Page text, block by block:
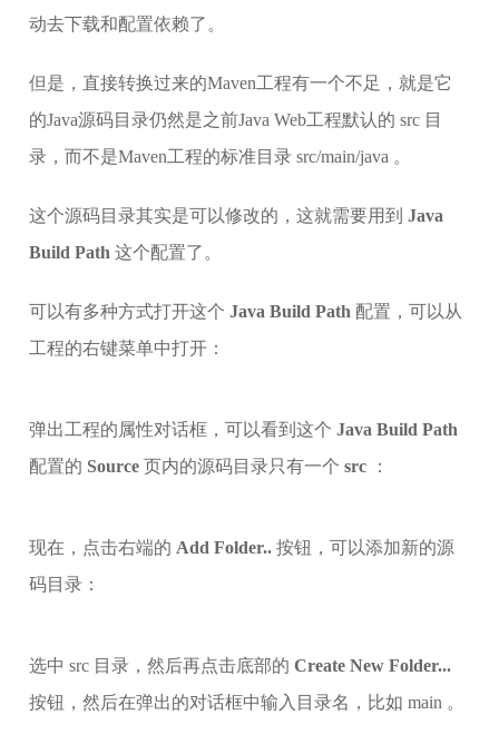
动去下载和配置依赖了。
但是，直接转换过来的Maven工程有一个不足，就是它
的Java源码目录仍然是之前Java Web工程默认的 src 目
录，而不是Maven工程的标准目录 src/main/java 。
这个源码目录其实是可以修改的，这就需要用到 Java
Build Path这个配置了。
可以有多种方式打开这个 Java Build Path 配置，可以从
工程的右键菜单中打开：
弹出工程的属性对话框，可以看到这个 Java Build Path
配置的 Source页内的源码目录只有一个src ：
现在，点击右端的 Add Folder.. 按钮，可以添加新的源
码目录：
选中 src 目录，然后再点击底部的Create New Folder...
按钮，然后在弹出的对话框中输入目录名，比如 main 。